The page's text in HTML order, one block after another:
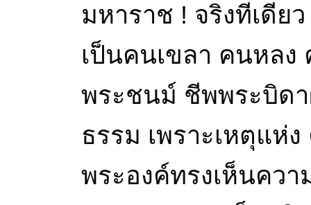
มหาราช ! จริงทีเดีย
เป็นคนเขลา คนหลง
พระชนม์ ชีพพระบิดา
ธรรม เพราะเหตุแห่
พระองค์ทรงเห็นคว